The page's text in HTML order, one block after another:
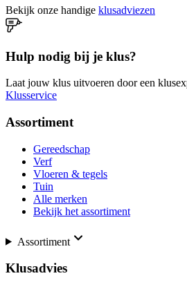
Bekijk onze handige klusadviezen
Hulp nodig bij je klus?
Laat jouw klus uitvoeren door een
Klusservice
Assortiment
Gereedschap
Verf
Vloeren & tegels
Tuin
Alle merken
Bekijk het assortiment
Assortiment
Klusadvies